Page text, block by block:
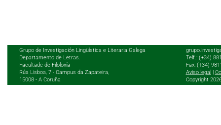
Grupo de Investigación Lingüística e Literaria Galega
Departamento de Letras.
Facultade de Filoloxía
Rúa Lisboa, 7 - Campus da Zapateira,
15008 - A Coruña
Telf.: (+34)
Fax: (+34)
Aviso legal |
Copyright